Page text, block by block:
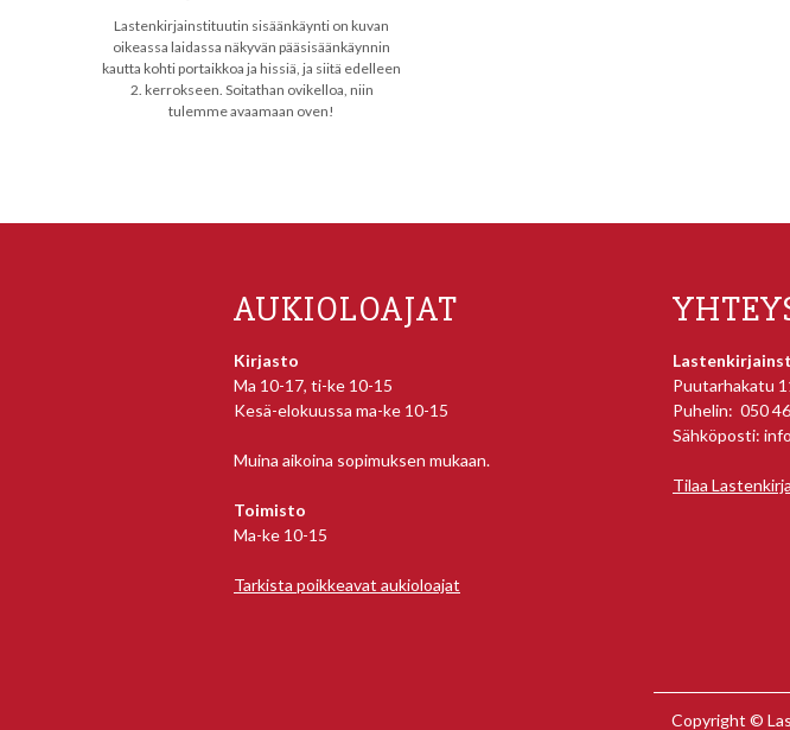
Lastenkirjainstituutin sisäänkäynti on kuvan
oikeassa laidassa näkyvän pääsisäänkäynnin
kautta kohti portaikkoa ja hissiä, ja siitä edelleen
2. kerrokseen. Soitathan ovikelloa, niin
tulemme avaamaan oven!
AUKIOLOAJAT
Kirjasto
Ma 10-17, ti-ke 10-15
Kesä-elokuussa ma-ke 10-15
Muina aikoina sopimuksen mukaan.
Toimisto
Ma-ke 10-15
Tarkista poikkeavat aukioloajat
Puutarhakatu
Puhelin: 050
Sähköposti:
Tilaa
Copyright ©